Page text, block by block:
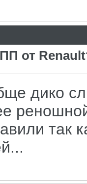
от
дико
так